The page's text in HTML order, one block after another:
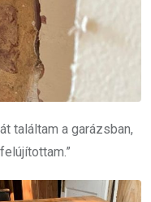
találtam a garázsban,